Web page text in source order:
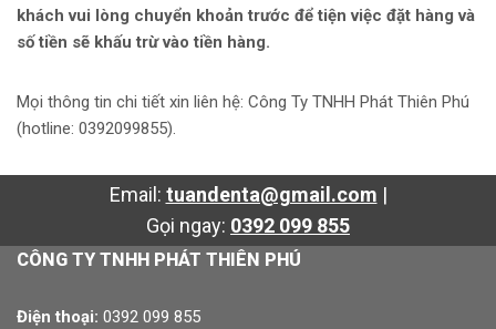
khách vui lòng chuyển khoản trước để tiện việc đặt hàng và
số tiền sẽ khấu trừ vào tiền hàng.
Mọi thông tin chi tiết xin liên hệ: Công Ty TNHH Phát Thiên Phú
(hotline: 0392099855).
Email: tuandenta@gmail.com |
Gọi ngay: 0392 099 855
CÔNG TY TNHH PHÁT THIÊN PHÚ
Điện thoại: 0392 099 855